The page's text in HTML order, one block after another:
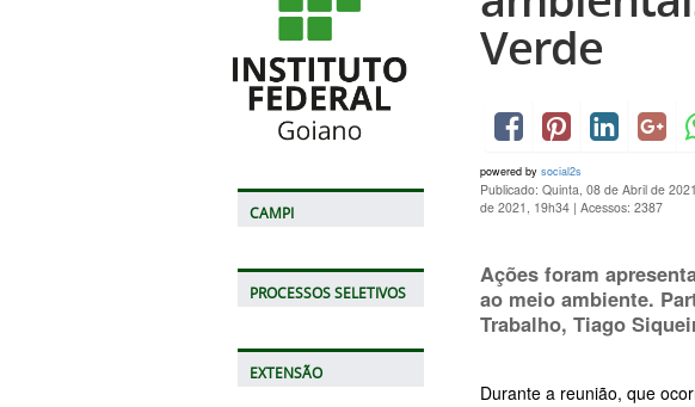
CAMPI
PROCESSOS SELETIVOS
EXTENSÃO
Verde
powered by social2s
Publicado: Quinta, 08 de Abril de
de 2021, 19h34 | Acessos: 2387
Ações foram
ao meio ambiente.
Trabalho, Tiago
Durante a reunião, que